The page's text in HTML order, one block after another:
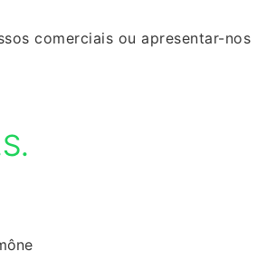
comerciais ou apresentar-nos